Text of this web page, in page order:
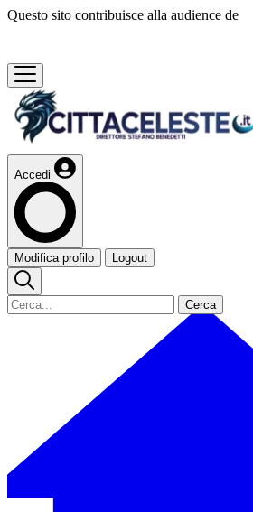
Questo sito contribuisce alla audience de
Accedi
Modifica profilo Logout
Cerca